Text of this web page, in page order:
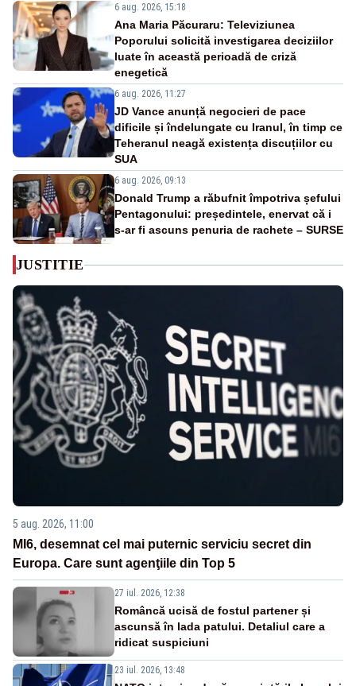
6 aug. 2026, 15:18
Ana Maria Păcuraru: Televiziunea
Poporului solicită investigarea deciziilor
luate în această perioadă de criză
enegetică
6 aug. 2026, 11:27
JD Vance anunță negocieri de pace
dificile și îndelungate cu Iranul, în timp ce
Teheranul neagă existența discuțiilor cu
SUA
6 aug. 2026, 09:13
Donald Trump a răbufnit împotriva șefului
Pentagonului: președintele, enervat că i
s-ar fi ascuns penuria de rachete – SURSE
JUSTITIE
5 aug. 2026, 11:00
MI6, desemnat cel mai puternic serviciu secret din
Europa. Care sunt agenţiile din Top 5
27 iul. 2026, 12:38
Româncă ucisă de fostul partener și
ascunsă în lada patului. Detaliul care a
ridicat suspiciuni
23 iul. 2026, 13:48